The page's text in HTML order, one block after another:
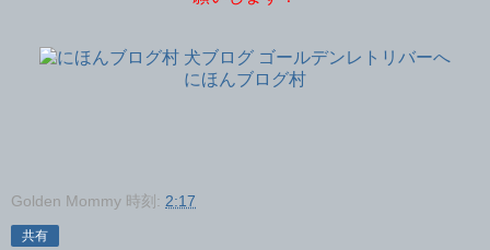
にほんブログ村
Golden Mommy 時刻: 2:17
共有